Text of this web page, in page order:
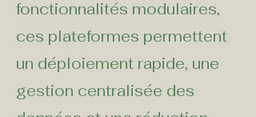
fonctionnalités modulaires,
ces plateformes permettent
un déploiement rapide, une
gestion centralisée des